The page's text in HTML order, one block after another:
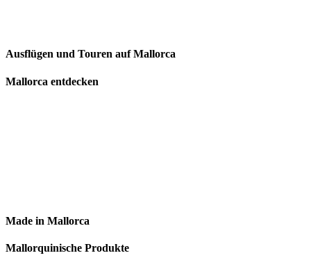
Ausflügen und Touren auf Mallorca
Mallorca entdecken
Made in Mallorca
Mallorquinische Produkte